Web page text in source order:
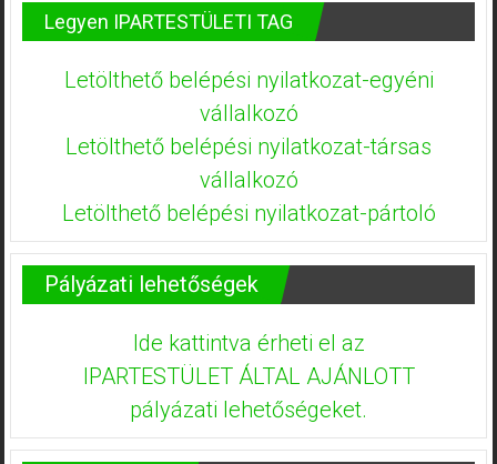
Legyen IPARTESTÜLETI TAG
Letölthető belépési nyilatkozat-egyéni
vállalkozó
Letölthető belépési nyilatkozat-társas
vállalkozó
Letölthető belépési nyilatkozat-pártoló
Pályázati lehetőségek
Ide kattintva érheti el az
IPARTESTÜLET ÁLTAL AJÁNLOTT
pályázati lehetőségeket.